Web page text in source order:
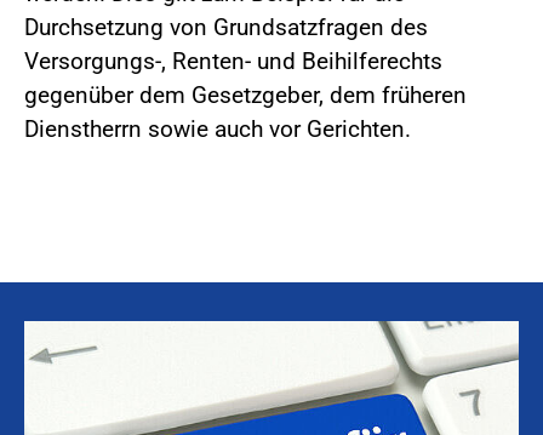
Durchsetzung von Grundsatzfragen des
Versorgungs-, Renten- und Beihilferechts
gegenüber dem Gesetzgeber, dem früheren
Dienstherrn sowie auch vor Gerichten.